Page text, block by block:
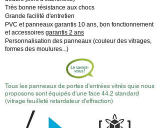
Très bonne résistance aux chocs
Grande facilité d'entretien
PVC et panneaux garantis 10 ans, bon fonctionnement
et accessoires garantis 2 ans
Personnalisation des panneaux (couleur des vitrages,
formes des moulures...)
Tous les panneaux de portes d'entrées vitrés quie nous
proposons sont équipés d'une face 44.2 standard
(vitrage feuilleté retardateur d'effraction)